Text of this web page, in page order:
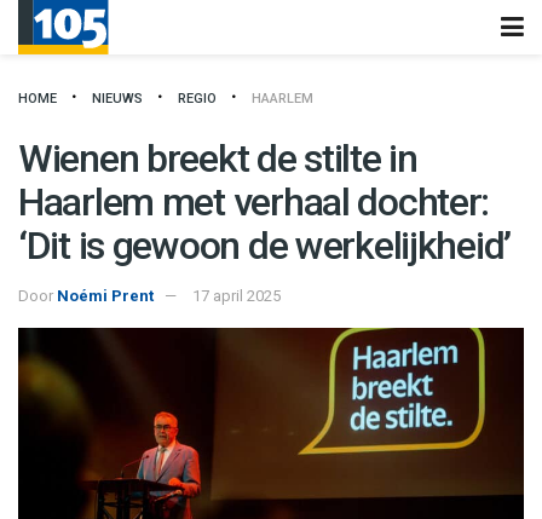
HOME NIEUWS REGIO HAARLEM
Wienen breekt de stilte in
Haarlem met verhaal dochter:
‘Dit is gewoon de werkelijkheid’
Door Noémi Prent 17 april 2025